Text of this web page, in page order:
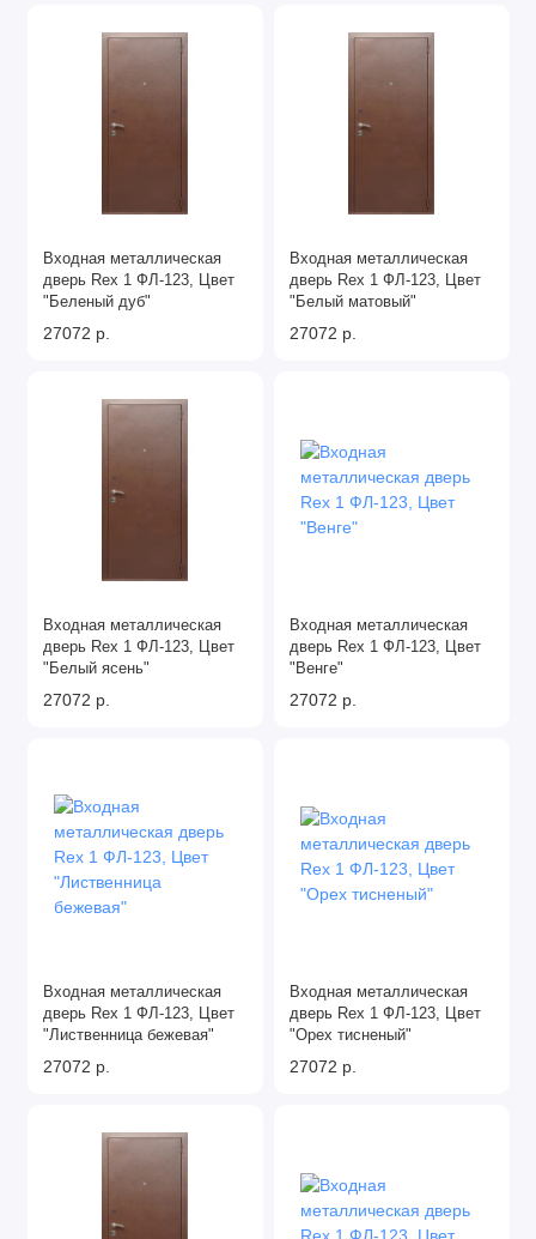
Входная металлическая
дверь Rex 1 ФЛ-123, Цвет
"Беленый дуб"
27072 р.
Входная металлическая
дверь Rex 1 ФЛ-123, Цвет
"Белый матовый"
27072 р.
Входная металлическая
дверь Rex 1 ФЛ-123, Цвет
"Белый ясень"
27072 р.
Входная металлическая
дверь Rex 1 ФЛ-123, Цвет
"Венге"
27072 р.
Входная металлическая
дверь Rex 1 ФЛ-123, Цвет
"Лиственница бежевая"
27072 р.
Входная металлическая
дверь Rex 1 ФЛ-123, Цвет
"Орех тисненый"
27072 р.